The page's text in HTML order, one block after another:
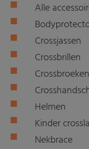
Alle
Crossjassen
Crossbrillen
Crossbroeken
Helmen
Kinder
Nekbrace